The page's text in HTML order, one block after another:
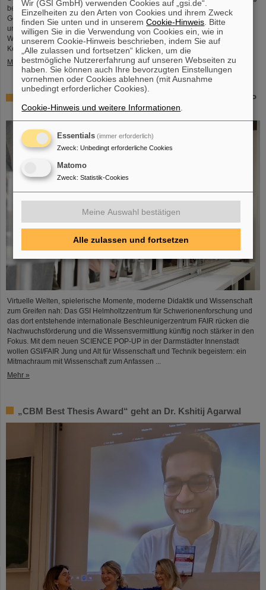
bezeichnet. Auch Professor Thomas Nilsson, der Wissenschaftliche
Geschäftsführer von GSI und FAIR, nahm an dem Treffen teil und
unterzeichnete gemeinsam mit zahlreichen Vertreter*innen aus Politk,
Wirtschaft und Wissenschaft ein Memorandum of Understanding (MoU) zur
Kernfusion.
Mehr »
Schaufenster in die Spitzenforschung: SCIENCE POP-UP
von GSI/FAIR bringt Wissenschaft in die City
Virtuelle Welten, spielerische Momente, moderne Didaktik und Wissenschaft
zum Greifen nah: Das GSI Helmholtzzentrum für Schwerionenforschung und
das dort entstehende internationale Beschleunigerzentrum FAIR rücken die
Nachwuchsförderung und die Wissensvermittlung künftig noch stärker in den
Fokus. Mit dem neuen SCIENCE POP-UP in der Darmstädter Innenstadt
wollen GSI/FAIR Jung und Alt für Wissenschaft und Technik begeistern: ein
Mitmachraum mit Wissenschaft zum Anfassen ...
Mehr »
„CBM Best Thesis Award“ geht an Dr. Kshitij Agarwal
Wir (GSI GmbH) verwenden Cookies auf „gsi.de“.
Einzelheiten zu den Arten von Cookies und ihrem Zweck
finden Sie unten und in unseremCookie-Hinweis . Bitte
willigen Sie in die Verwendung von Cookies ein, wie in
unserem Cookie-Hinweis beschrieben, indem Sie auf
„Alle zulassen und fortsetzen“ klicken, um die
bestmögliche Nutzererfahrung auf unseren Webseiten zu
haben. Sie können auch Ihre bevorzugten Einstellungen
vornehmen oder Cookies ablehnen (mit Ausnahme
unbedingt erforderlicher Cookies).
Cookie-Hinweis und weitere Informationen
Essentials (immer erforderlich)
Zweck: Unbedingt erforderliche Cookies
Matomo
Zweck: Statistik-Cookies
Meine Auswahl bestätigen
Alle zulassen und fortsetzen